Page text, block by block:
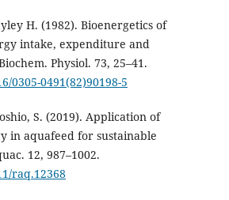
H. (1982). Bioenergetics of
intake, expenditure and
Physiol. 73, 25–41.
0305-0491(82)90198-5
S. (2019). Application of
in aquafeed for sustainable
12, 987–1002.
raq.12368